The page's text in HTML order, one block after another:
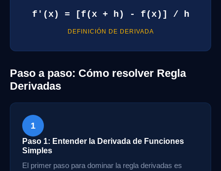
f'(x) = [f(x + h) - f(x)] / h
DEFINICIÓN DE DERIVADA
Paso a paso: Cómo resolver Regla
Derivadas
1
Paso 1: Entender la Derivada de Funciones
Simples
El primer paso para dominar la regla derivadas es